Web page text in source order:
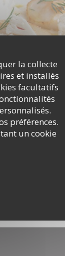
la collecte
et installés
facultatifs
préférences.
un cookie